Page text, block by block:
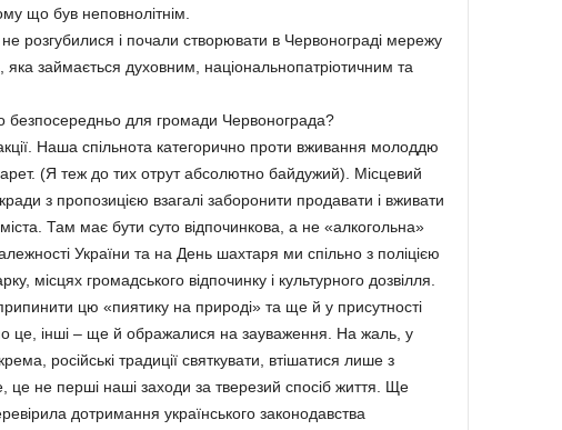
що був неповнолітнім.
розгубилися і почали створювати в Червонограді мережу
яка займається духовним, національнопатріотичним та
безпосередньо для громади Червонограда?
Наша спільнота категорично проти вживання молоддю
(Я теж до тих отрут абсолютно байдужий). Місцевий
з пропозицією взагалі заборонити продавати і вживати
Там має бути суто відпочинкова, а не «алкогольна»
України та на День шахтаря ми спільно з поліцією
місцях громадського відпочинку і культурного дозвілля.
цю «пиятику на природі» та ще й у присутності
це, інші – ще й ображалися на зауваження. На жаль, у
російські традиції святкувати, втішатися лише з
не перші наші заходи за тверезий спосіб життя. Ще
дотримання українського законодавства